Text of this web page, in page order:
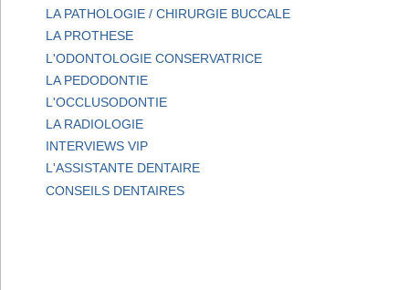
LA PATHOLOGIE / CHIRURGIE BUCCALE
LA PROTHESE
L'ODONTOLOGIE CONSERVATRICE
LA PEDODONTIE
L'OCCLUSODONTIE
LA RADIOLOGIE
INTERVIEWS VIP
L'ASSISTANTE DENTAIRE
CONSEILS DENTAIRES